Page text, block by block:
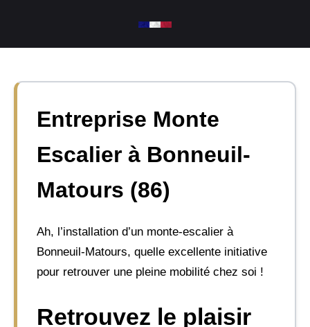
contenu
Entreprise Monte
Escalier à Bonneuil-
Matours (86)
Ah, l’installation d’un monte-escalier à
Bonneuil-Matours, quelle excellente initiative
pour retrouver une pleine mobilité chez soi !
Retrouvez le plaisir